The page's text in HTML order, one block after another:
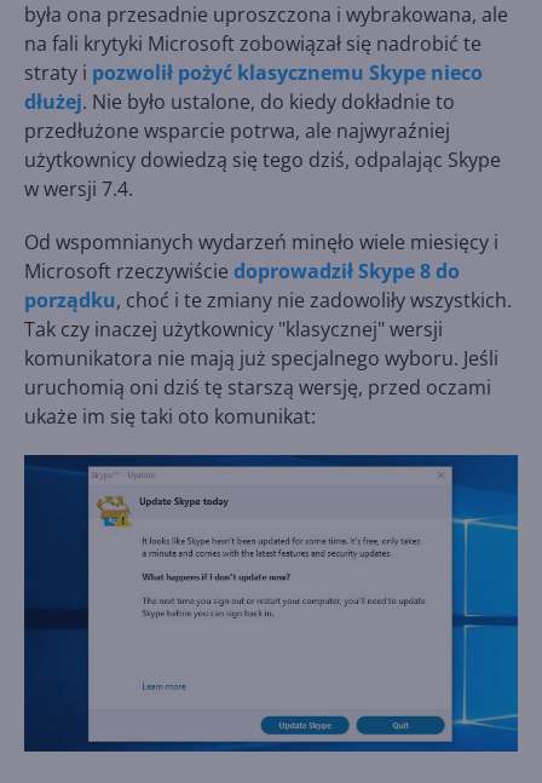
była ona przesadnie uproszczona i wybrakowana, ale
na fali krytyki Microsoft zobowiązał się nadrobić te
straty i pozwolił pożyć klasycznemu Skype nieco
dłużej. Nie było ustalone, do kiedy dokładnie to
przedłużone wsparcie potrwa, ale najwyraźniej
użytkownicy dowiedzą się tego dziś, odpalając Skype
w wersji 7.4.
Od wspomnianych wydarzeń minęło wiele miesięcy i
Microsoft rzeczywiście doprowadził Skype 8 do
porządku, choć i te zmiany nie zadowoliły wszystkich.
Tak czy inaczej użytkownicy "klasycznej" wersji
komunikatora nie mają już specjalnego wyboru. Jeśli
uruchomią oni dziś tę starszą wersję, przed oczami
ukaże im się taki oto komunikat: